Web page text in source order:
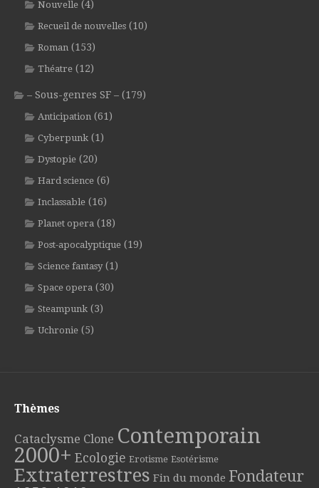
Nouvelle (4)
Recueil de nouvelles (10)
Roman (153)
Théatre (12)
– Sous-genres SF – (179)
Anticipation (61)
Cyberpunk (1)
Dystopie (20)
Hard science (6)
Inclassable (16)
Planet opera (18)
Post-apocalyptique (19)
Science fantasy(1)
Space opera (30)
Steampunk (3)
Uchronie (5)
Thèmes
Cataclysme Clone Contemporain
2000+ Ecologie Erotisme Esotérisme
Extraterrestres Fin du monde Fondateur